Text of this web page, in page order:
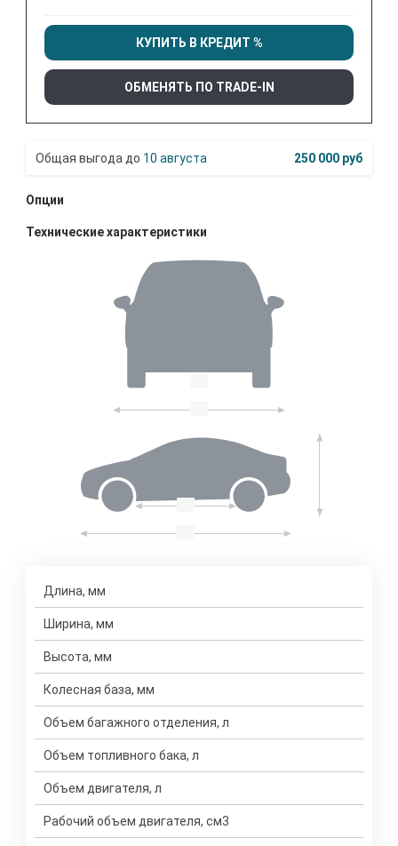
КУПИТЬ В КРЕДИТ %
ОБМЕНЯТЬ ПО TRADE-IN
10 августа 250 000 руб
Опции
Технические характеристики
Длина, мм
Ширина, мм
Высота, мм
Колесная база, мм
Объем багажного отделения, л
Объем топливного бака, л
Объем двигателя, л
Рабочий объем двигателя, см3